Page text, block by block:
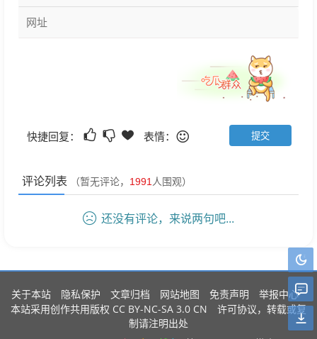
快捷回复： 表情：
评论列表 （暂无评论， 1991 人围观）
还没有评论，来说两句吧...
关于本站 隐私保护 文章归档 网站地图 免责声明 举报中心
本站采用创作共用版权 CC BY-NC-SA 3.0 CN
许可协议，转载或复
制请注明出处